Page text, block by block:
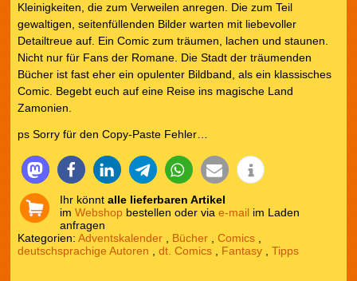
Kleinigkeiten, die zum Verweilen anregen. Die zum Teil
gewaltigen, seitenfüllenden Bilder warten mit liebevoller
Detailtreue auf. Ein Comic zum träumen, lachen und staunen.
Nicht nur für Fans der Romane. Die Stadt der träumenden
Bücher ist fast eher ein opulenter Bildband, als ein klassisches
Comic. Begebt euch auf eine Reise ins magische Land
Zamonien.
ps Sorry für den Copy-Paste Fehler…
Ihr könnt alle lieferbaren Artikel
im Webshop bestellen oder via e-mail im Laden
anfragen
Kategorien: Adventskalender, Bücher, Comics,
deutschsprachige Autoren
dt. Comics, Fantasy, Tipps